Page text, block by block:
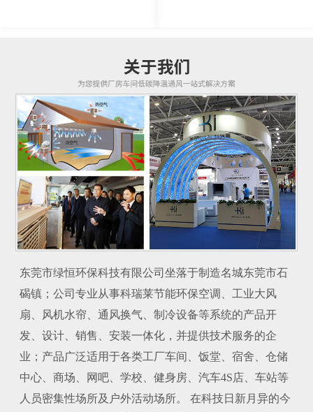
东莞市绿恒环保科技有限公司坐落于制造名城东莞市石
碣镇；公司专业从事科瑞莱节能环保空调、工业大风
扇、风机水帘、通风换气、制冷设备等系统的产品开
发、设计、销售、安装一体化，并提供技术服务的企
业；产品广泛适用于各类工厂车间、饭堂、宿舍、仓储
中心、商场、网吧、学校、健身房、汽车4S店、车站等
人员密集性场所及户外活动场所。 在科技日新月异的今